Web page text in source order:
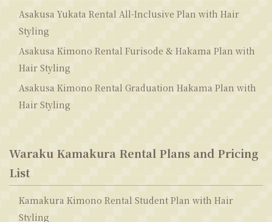
Asakusa Yukata Rental All-Inclusive Plan with Hair
Styling
Asakusa Kimono Rental Furisode & Hakama Plan with
Hair Styling
Asakusa Kimono Rental Graduation Hakama Plan with
Hair Styling
Waraku Kamakura Rental Plans and Pricing
List
Kamakura Kimono Rental Student Plan with Hair
Styling